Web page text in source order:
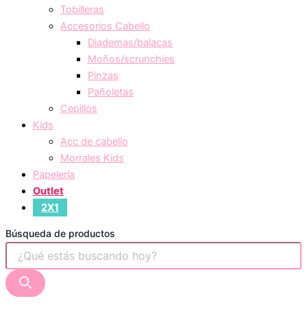
Tobilleras
Accesorios Cabello
Diademas/balacas
Moños/scrunchies
Pinzas
Pañoletas
Cepillos
Kids
Acc de cabello
Morrales Kids
Papelería
Outlet
2X1
Búsqueda de productos